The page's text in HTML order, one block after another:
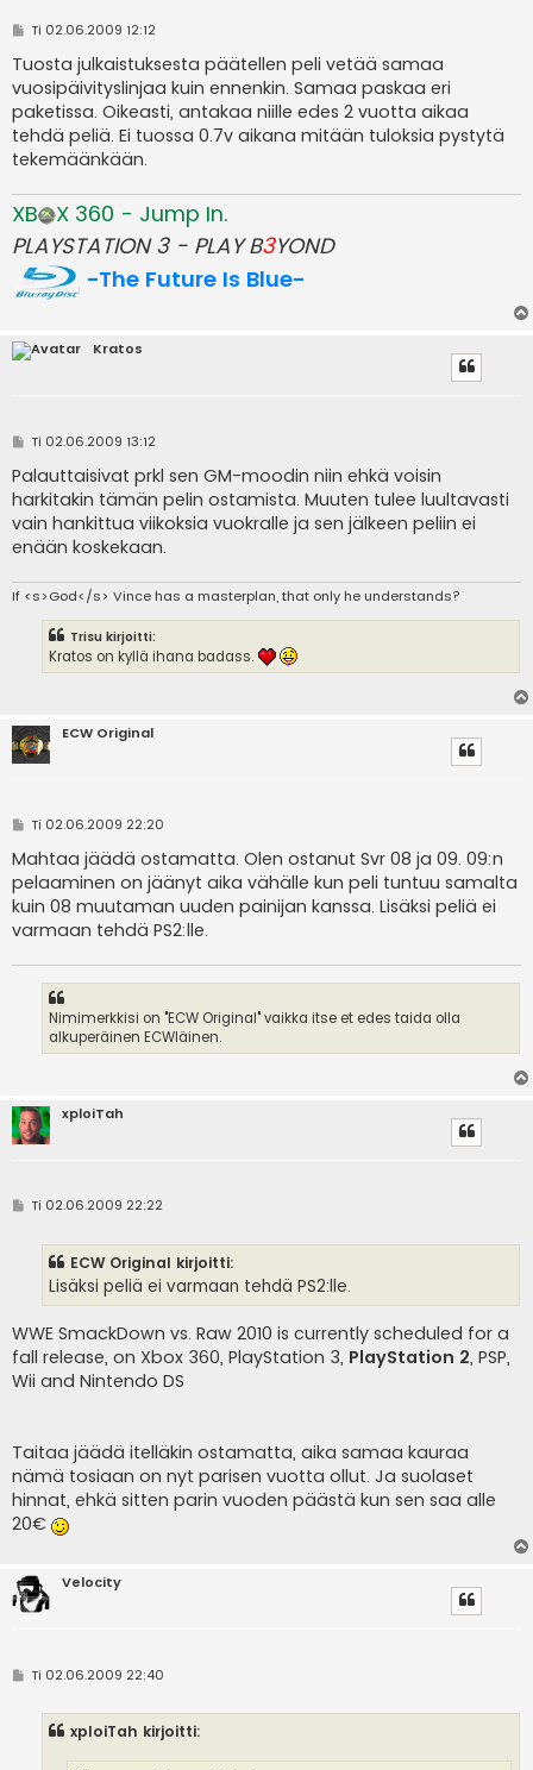
V
e
s
t
i
Ti 02.06.2009 12:12
Tuosta julkaistuksesta päätellen peli vetää samaa
vuosipäivityslinjaa kuin ennenkin. Samaa paskaa eri
paketissa. Oikeasti, antakaa niille edes 2 vuotta aikaa
tehdä peliä. Ei tuossa 0.7v aikana mitään tuloksia pystytä
tekemäänkään.
XB
X 360 - Jump In.
PLAYSTATION 3 - PLAY B3YOND
-The Future Is Blue-
Kratos
V
e
s
t
i
Ti 02.06.2009 13:12
Palauttaisivat prkl sen GM-moodin niin ehkä voisin
harkitakin tämän pelin ostamista. Muuten tulee luultavasti
vain hankittua viikoksia vuokralle ja sen jälkeen peliin ei
enään koskekaan.
If <s>God</s> Vince has a masterplan, that only he understands?
Trisu kirjoitti:
Kratos on kyllä ihana badass.
ECW Original
V
e
s
t
i
Ti 02.06.2009 22:20
Mahtaa jäädä ostamatta. Olen ostanut Svr 08 ja 09. 09:n
pelaaminen on jäänyt aika vähälle kun peli tuntuu samalta
kuin 08 muutaman uuden painijan kanssa. Lisäksi peliä ei
varmaan tehdä PS2:lle.
Nimimerkkisi on "ECW Original" vaikka itse et edes taida olla
alkuperäinen ECWläinen.
xploiTah
VTi 02.06.2009 22:22
ECW Original kirjoitti:
Lisäksi peliä ei varmaan tehdä PS2:lle.
WWE SmackDown vs. Raw 2010 is currently scheduled for a
fall release, on Xbox 360, PlayStation 3, PlayStation 2, PSP,
Wii and Nintendo DS
Taitaa jäädä itelläkin ostamatta, aika samaa kauraa
nämä tosiaan on nyt parisen vuotta ollut. Ja suolaset
hinnat, ehkä sitten parin vuoden päästä kun sen saa alle
20€
Velocity
VTi 02.06.2009 22:40
xploiTah kirjoitti: